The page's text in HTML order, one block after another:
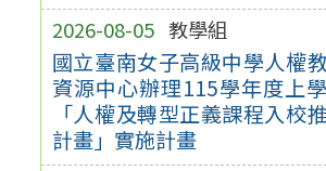
2026-08-05 教學組
國立臺南女子高級中學人權
資源中心辦理115學年度上
「人權及轉型正義課程入校
計畫」實施計畫